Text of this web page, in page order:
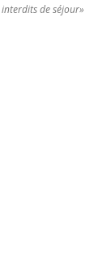
de séjour»